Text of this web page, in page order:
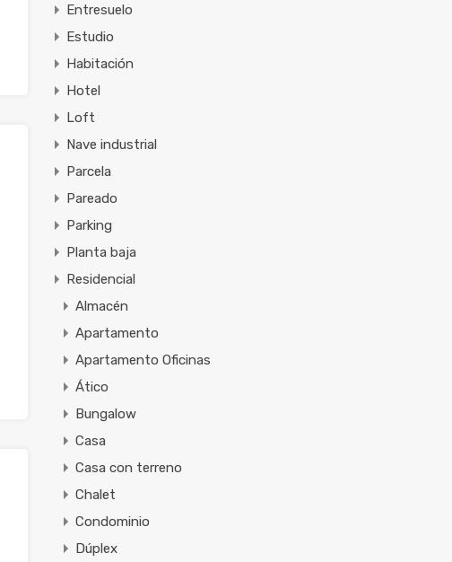
Entresuelo
Estudio
Habitación
Hotel
Loft
Nave industrial
Parcela
Pareado
Parking
Planta baja
Residencial
Almacén
Apartamento
Apartamento Oficinas
Ático
Bungalow
Casa
Casa con terreno
Chalet
Condominio
Dúplex